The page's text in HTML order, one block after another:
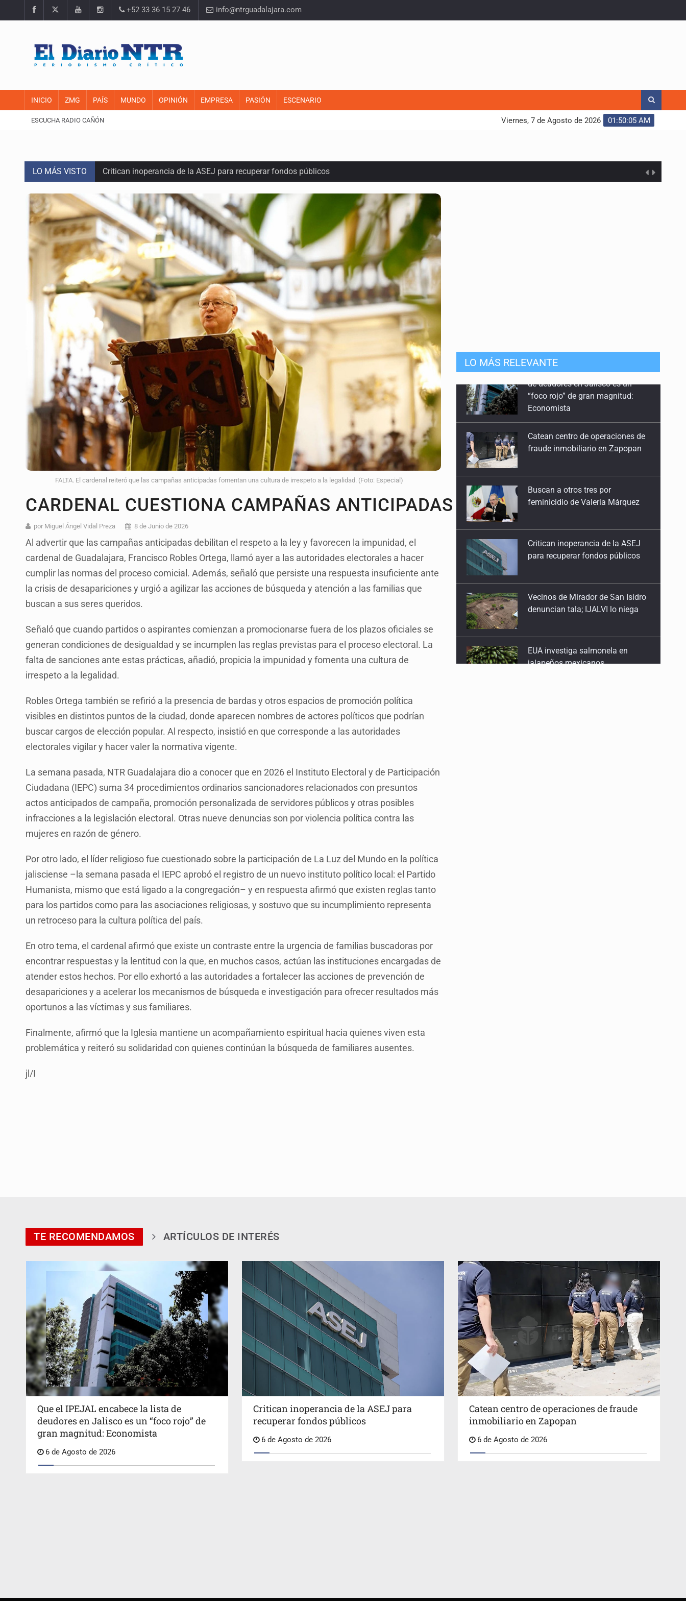
+52 33 36 15 27 46 info@ntrguadalajara.com
INICIO ZMG PAÍS MUNDO OPINIÓN EMPRESA PASIÓN ESCENARIO
ESCUCHA RADIO CAÑÓN 01:50:06 AM
Viernes, 7 de Agosto de 2026
LO MÁS VISTO Critican inoperancia de la ASEJ para recuperar fondos públicos
Catean centro de operaciones de fraude inmobiliario en Zapopan
Ex policía es detenido por agresión y amenzas contra su pareja
Vecinos de Mirador de San Isidro denuncian tala; IJALVI lo niega
Reporta 627 acciones tras inundación en Balcones de Oblatos
Fiscalía continúa búsqueda de Ricardo Cabezas Talavera
Proponen consulta popular por desarrollo de vivienda en Mirador de San Isidro
Buscan a otros tres por feminicidio de Valeria Márquez
Fiscalías, SIAPA y transporte, entre los asuntos pendientes del Congreso
Que el IPEJAL encabece la lista de deudores en Jalisco es un “foco rojo” de gran magnitud: Economista
FALTA. El cardenal reiteró que las campañas anticipadas fomentan una cultura de irrespeto a la legalidad. (Foto: Especial)
CARDENAL CUESTIONA CAMPAÑAS ANTICIPADAS
por Miguel Ángel Vidal Preza 8 de Junio de 2026
Al advertir que las campañas anticipadas debilitan el respeto a la ley y favorecen la impunidad, el
cardenal de Guadalajara, Francisco Robles Ortega, llamó ayer a las autoridades electorales a hacer
cumplir las normas del proceso comicial. Además, señaló que persiste una respuesta insuficiente ante
la crisis de desapariciones y urgió a agilizar las acciones de búsqueda y atención a las familias que
buscan a sus seres queridos.
Señaló que cuando partidos o aspirantes comienzan a promocionarse fuera de los plazos oficiales se
generan condiciones de desigualdad y se incumplen las reglas previstas para el proceso electoral. La
falta de sanciones ante estas prácticas, añadió, propicia la impunidad y fomenta una cultura de
irrespeto a la legalidad.
Robles Ortega también se refirió a la presencia de bardas y otros espacios de promoción política
visibles en distintos puntos de la ciudad, donde aparecen nombres de actores políticos que podrían
buscar cargos de elección popular. Al respecto, insistió en que corresponde a las autoridades
electorales vigilar y hacer valer la normativa vigente.
La semana pasada, NTR Guadalajara dio a conocer que en 2026 el Instituto Electoral y de Participación
Ciudadana (IEPC) suma 34 procedimientos ordinarios sancionadores relacionados con presuntos
actos anticipados de campaña, promoción personalizada de servidores públicos y otras posibles
infracciones a la legislación electoral. Otras nueve denuncias son por violencia política contra las
mujeres en razón de género.
Por otro lado, el líder religioso fue cuestionado sobre la participación de La Luz del Mundo en la política
jalisciense –la semana pasada el IEPC aprobó el registro de un nuevo instituto político local: el Partido
Humanista, mismo que está ligado a la congregación– y en respuesta afirmó que existen reglas tanto
para los partidos como para las asociaciones religiosas, y sostuvo que su incumplimiento representa
un retroceso para la cultura política del país.
En otro tema, el cardenal afirmó que existe un contraste entre la urgencia de familias buscadoras por
encontrar respuestas y la lentitud con la que, en muchos casos, actúan las instituciones encargadas de
atender estos hechos. Por ello exhortó a las autoridades a fortalecer las acciones de prevención de
desapariciones y a acelerar los mecanismos de búsqueda e investigación para ofrecer resultados más
oportunos a las víctimas y sus familiares.
Finalmente, afirmó que la Iglesia mantiene un acompañamiento espiritual hacia quienes viven esta
problemática y reiteró su solidaridad con quienes continúan la búsqueda de familiares ausentes.
jl/I
LO MÁS RELEVANTE
Catean centro de operaciones de
fraude inmobiliario en Zapopan
Buscan a otros tres por
Critican inoperancia de la ASEJ
Vecinos de Mirador de San Isidro
EUA investiga salmonela en
Proponen consulta popular por
TE RECOMENDAMOS ARTÍCULOS DE INTERÉS
Que el IPEJAL encabece la lista de
deudores en Jalisco es un “foco rojo” de
gran magnitud: Economista
6 de Agosto de 2026
Critican inoperancia de la ASEJ para
recuperar fondos públicos
6 de Agosto de 2026
Catean centro de operaciones de fraude
inmobiliario en Zapopan
6 de Agosto de 2026